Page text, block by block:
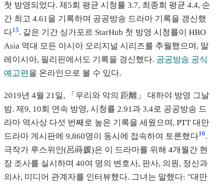
첫 방영되었다. 제5회 평균 시청률 3.7, 최종회 평균 4.4, 순
간 최고 4.61을 기록하며 공공방송 드라마 기록을 갱신했
다15. 같은 기간 싱가포르 StarHub 첫 방영 시청률이 HBO
Asia 역대 모든 아시아 오리지널 시리즈를 추월했으며, 말
레이시아, 필리핀에서도 기록을 경신했다. 공공방송 공식
예고편을 온라인으로 볼 수 있다.
2019년 4월 21일, 「우리와 악의 距離」 대하야 방영 그날
밤. 제9, 10회 연속 방영, 시청률 2.91과 3.4로 공공방송 드
라마 역사상 다섯 번째로 높은 기록을 세웠으며, PTT 대만
드라마 게시판에 9,860명이 동시에 접속하여 토론했다16.
극작가 루스위안(呂蒔媛)은 이 드라마를 위해 4개월간 현
장 조사를 실시하며 40여 명의 변호사, 판사, 의원, 정신과
의사, 미디어 관계자를 인터뷰했다. 그녀는 말했다: "대만